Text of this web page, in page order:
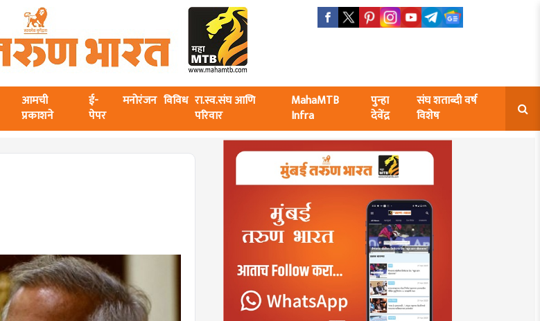
आमची
प्रकाशने
ई-
पेपर
मनोरंजन विविध रा.स्व.संघ आणि
परिवार
MahaMTB
Infra
पुन्हा
देवेंद्र
संघ शताब्दी वर्ष
विशेष